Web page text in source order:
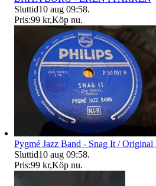
Sluttid10 aug 09:58.
Pris:99 kr,Köp nu.
Pygmé Jazz Band - Snag It /
Sluttid10 aug 09:58.
Pris:99 kr,Köp nu.